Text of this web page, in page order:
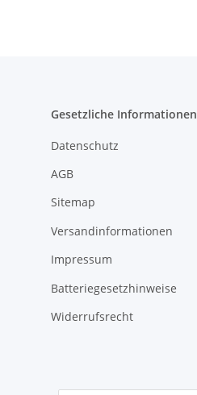
Gesetzliche Informationen
Datenschutz
AGB
Sitemap
Versandinformationen
Impressum
Batteriegesetzhinweise
Widerrufsrecht